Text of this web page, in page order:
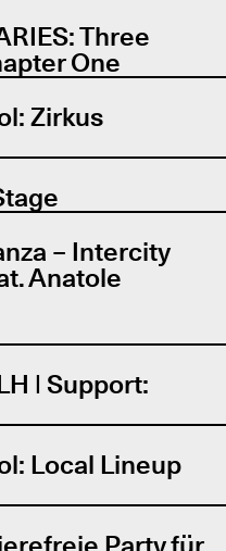
Three
One
Zirkus
– Intercity
Anatole
| Support:
Local Lineup